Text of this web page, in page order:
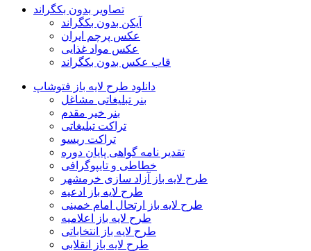
تصاویر بدون بکگراند
آیکن بدون بکگراند
عکس پرچم ایران
عکس مواد غذایی
قاب عکس بدون بکگراند
دانلود طرح لایه باز فتوشاپ
بنر تبلیغاتی مشاغل
بنر خیر مقدم
تراکت تبلیغاتی
تراکت ریسو
تقدیر نامه گواهی پایان دوره
خطاطی و تایپوگرافی
طرح لایه باز آزاد سازی خرمشهر
طرح لایه باز ادعیه
طرح لایه باز ارتحال امام خمینی
طرح لایه باز اعلامیه
طرح لایه باز انتخاباتی
طرح لایه باز انقلابی